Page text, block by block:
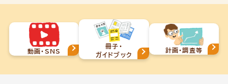
動画・SNS
冊子・
ガイドブック
計画・調査等